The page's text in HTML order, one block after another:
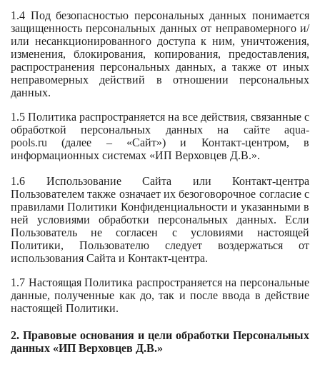
1.4 Под безопасностью персональных данных понимается
защищенность персональных данных от неправомерного и/
или несанкционированного доступа к ним, уничтожения,
изменения, блокирования, копирования, предоставления,
распространения персональных данных, а также от иных
неправомерных действий в отношении персональных
данных.
1.5 Политика распространяется на все действия, связанные с
обработкой персональных данных на сайте aqua-
pools.ru
(далее – «Сайт») и Контакт-центром, в
информационных системах «ИП Верховцев Д.В.».
1.6 Использование Сайта или Контакт-центра
Пользователем также означает их безоговорочное согласие с
правилами Политики Конфиденциальности и указанными в
ней условиями обработки персональных данных. Если
Пользователь не согласен с условиями настоящей
Политики, Пользователю следует воздержаться от
использования Сайта и Контакт-центра.
1.7 Настоящая Политика распространяется на персональные
данные, полученные как до, так и после ввода в действие
настоящей Политики.
2. Правовые основания и цели обработки Персональных
данных «ИП Верховцев Д.В.»